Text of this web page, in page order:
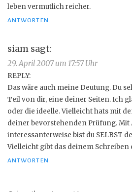
leben vermutlich reicher.
ANTWORTEN
siam sagt:
29. April 2007 um 17:57 Uhr
REPLY:
Das wäre auch meine Deutung. Du
Teil von dir, eine deiner Seiten. Ich
oder die ideelle. Vielleicht hats mit
deiner bevorstehenden Prüfung.
interessanterweise bist du SELBST
Vielleicht gibt das deinem Schreiben
ANTWORTEN